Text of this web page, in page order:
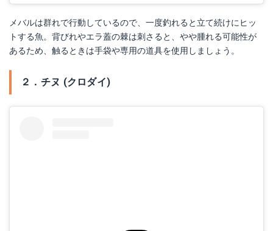
メバルは群れで行動しているので、一度釣れると立て続けにヒッ
トする魚。背びれやエラ蓋の棘は刺さると、やや腫れる可能性が
あるため、触るときは手袋や専用の道具を使用しましょう。
２．チヌ (クロダイ)